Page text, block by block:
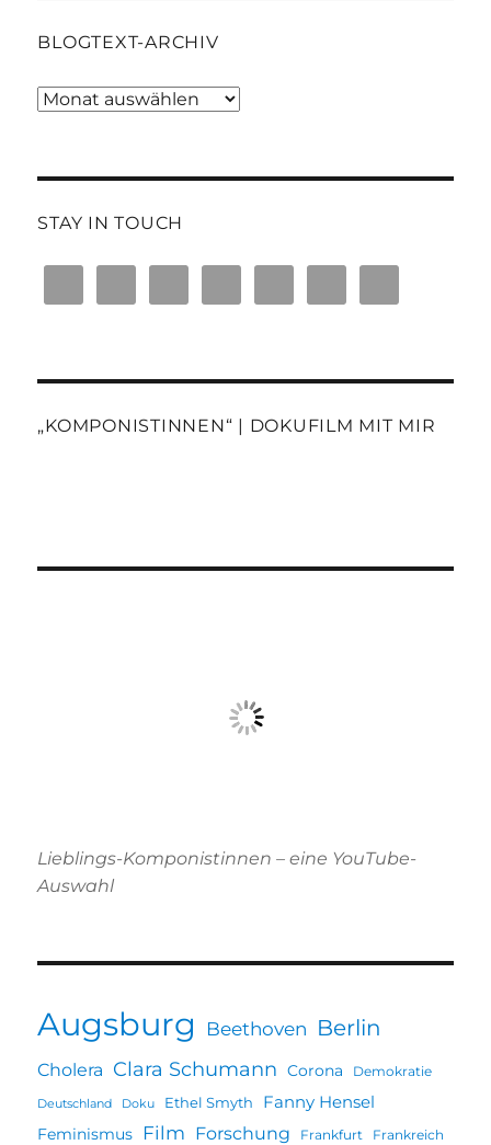
BLOGTEXT-ARCHIV
Blogtext-
STAY IN TOUCH
„KOMPONISTINNEN“ | DOKUFILM MIT MIR
Lieblings-Komponistinnen – eine YouTube-
Auswahl
Augsburg Beethoven Berlin
Cholera Clara Schumann Corona Demokratie
Deutschland Doku Ethel Smyth Fanny Hensel
Feminismus Film Forschung Frankfurt Frankreich